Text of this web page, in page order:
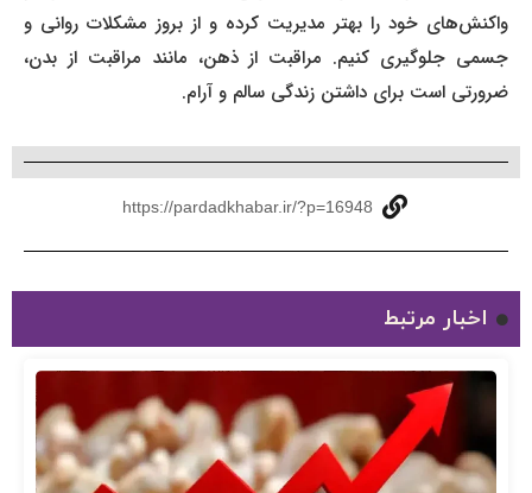
واکنش‌های خود را بهتر مدیریت کرده و از بروز مشکلات روانی و
جسمی جلوگیری کنیم. مراقبت از ذهن، مانند مراقبت از بدن،
ضرورتی است برای داشتن زندگی سالم و آرام.
https://pardadkhabar.ir/?p=16948
اخبار مرتبط